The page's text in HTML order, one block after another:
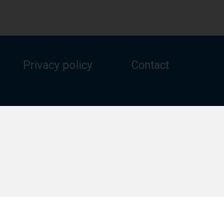
Privacy policy Contact